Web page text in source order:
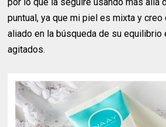
puntual, ya que mi piel es mixta y creo
aliado en la búsqueda de su
agitados.